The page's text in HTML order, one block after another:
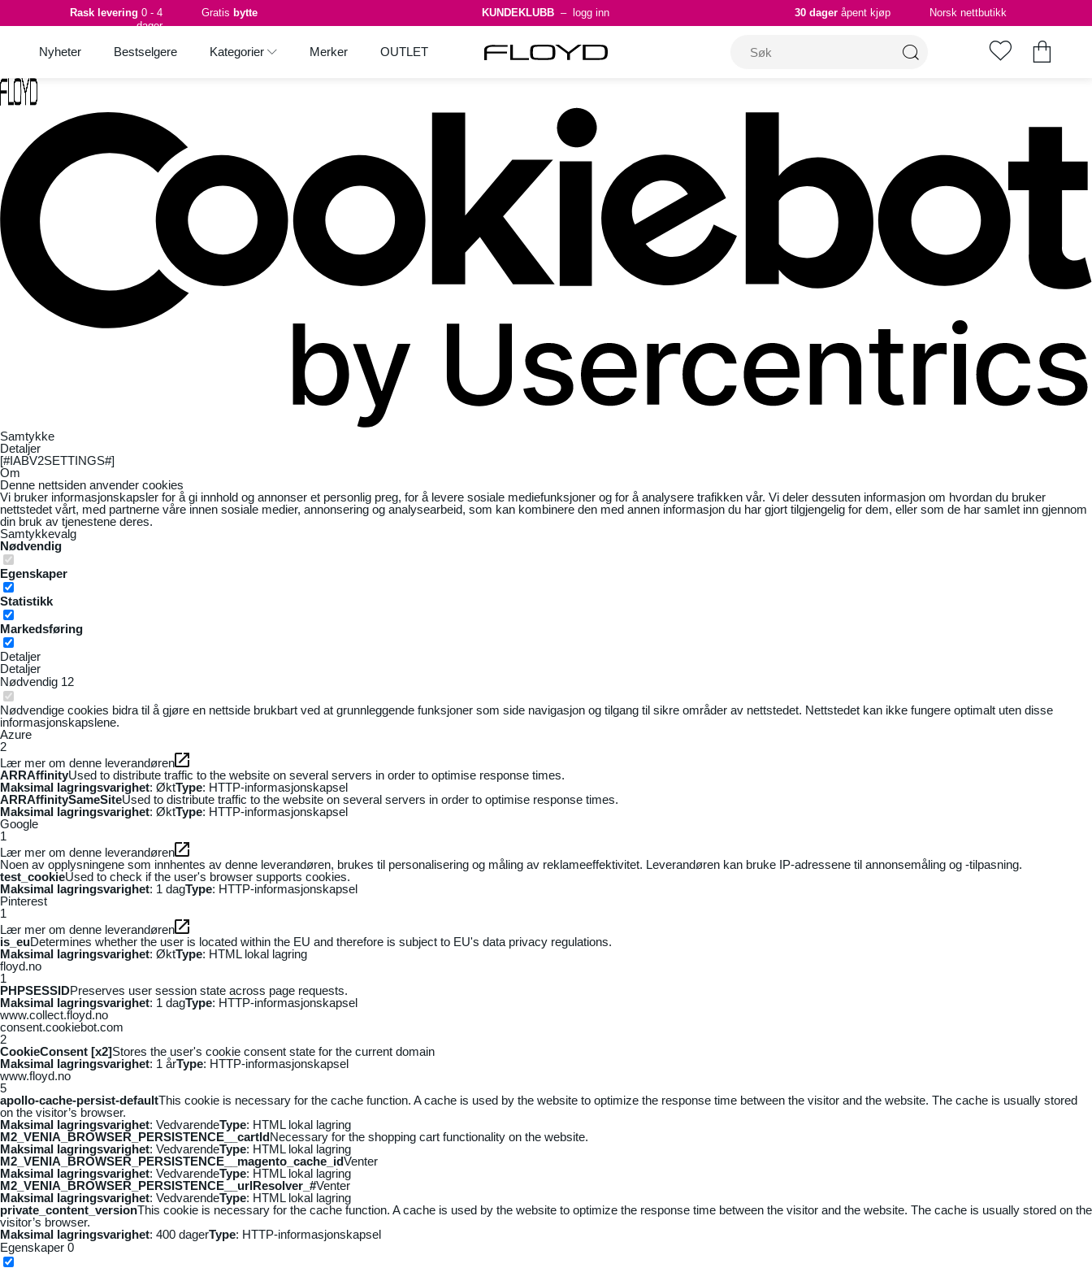
Samtykke
Detaljer
[#IABV2SETTINGS#]
Om
Denne nettsiden anvender cookies
Vi bruker informasjonskapsler for å gi innhold og annonser et personlig preg, for å levere sosiale mediefunksjoner og for å analysere trafikken vår. Vi deler dessuten informasjon om hvordan du bruker
nettstedet vårt, med partnerne våre innen sosiale medier, annonsering og analysearbeid, som kan kombinere den med annen informasjon du har gjort tilgjengelig for dem, eller som de har samlet inn gjennom
din bruk av tjenestene deres.
Samtykkevalg
Nødvendig
Egenskaper
Statistikk
Markedsføring
Detaljer
Detaljer
Nødvendig 12
Nødvendige cookies bidra til å gjøre en nettside brukbart ved at grunnleggende funksjoner som side navigasjon og tilgang til sikre områder av nettstedet. Nettstedet kan ikke fungere optimalt uten disse
informasjonskapslene.
Azure
2
Lær mer om denne leverandøren
ARRAffinityUsed to distribute traffic to the website on several servers in order to optimise response times.
Maksimal lagringsvarighet: ØktType: HTTP-informasjonskapsel
ARRAffinitySameSiteUsed to distribute traffic to the website on several servers in order to optimise response times.
Maksimal lagringsvarighet: ØktType: HTTP-informasjonskapsel
Google
1
Lær mer om denne leverandøren
Noen av opplysningene som innhentes av denne leverandøren, brukes til personalisering og måling av reklameeffektivitet. Leverandøren kan bruke IP-adressene til annonsemåling og -tilpasning.
test_cookieUsed to check if the user's browser supports cookies.
Maksimal lagringsvarighet: 1 dagType: HTTP-informasjonskapsel
Pinterest
1
Lær mer om denne leverandøren
is_euDetermines whether the user is located within the EU and therefore is subject to EU's data privacy regulations.
Maksimal lagringsvarighet: ØktType: HTML lokal lagring
floyd.no
1
PHPSESSIDPreserves user session state across page requests.
Maksimal lagringsvarighet: 1 dagType: HTTP-informasjonskapsel
www.collect.floyd.no
consent.cookiebot.com
2
CookieConsent [x2]Stores the user's cookie consent state for the current domain
Maksimal lagringsvarighet: 1 årType: HTTP-informasjonskapsel
www.floyd.no
5
apollo-cache-persist-defaultThis cookie is necessary for the cache function. A cache is used by the website to optimize the response time between the visitor and the website. The cache is usually stored
on the visitor’s browser.
Maksimal lagringsvarighet: VedvarendeType: HTML lokal lagring
M2_VENIA_BROWSER_PERSISTENCE__cartIdNecessary for the shopping cart functionality on the website.
Maksimal lagringsvarighet: VedvarendeType: HTML lokal lagring
M2_VENIA_BROWSER_PERSISTENCE__magento_cache_idVenter
Maksimal lagringsvarighet: VedvarendeType: HTML lokal lagring
M2_VENIA_BROWSER_PERSISTENCE__urlResolver_#Venter
Maksimal lagringsvarighet: VedvarendeType: HTML lokal lagring
private_content_versionThis cookie is necessary for the cache function. A cache is used by the website to optimize the response time between the visitor and the website. The cache is usually stored on the
visitor’s browser.
Maksimal lagringsvarighet: 400 dagerType: HTTP-informasjonskapsel
Egenskaper 0
Rask levering 0 - 4
dager
Gratis bytte KUNDEKLUBB – logg inn 30 dager åpent kjøp Norsk nettbutikk
Nyheter Bestselgere Kategorier Merker OUTLET